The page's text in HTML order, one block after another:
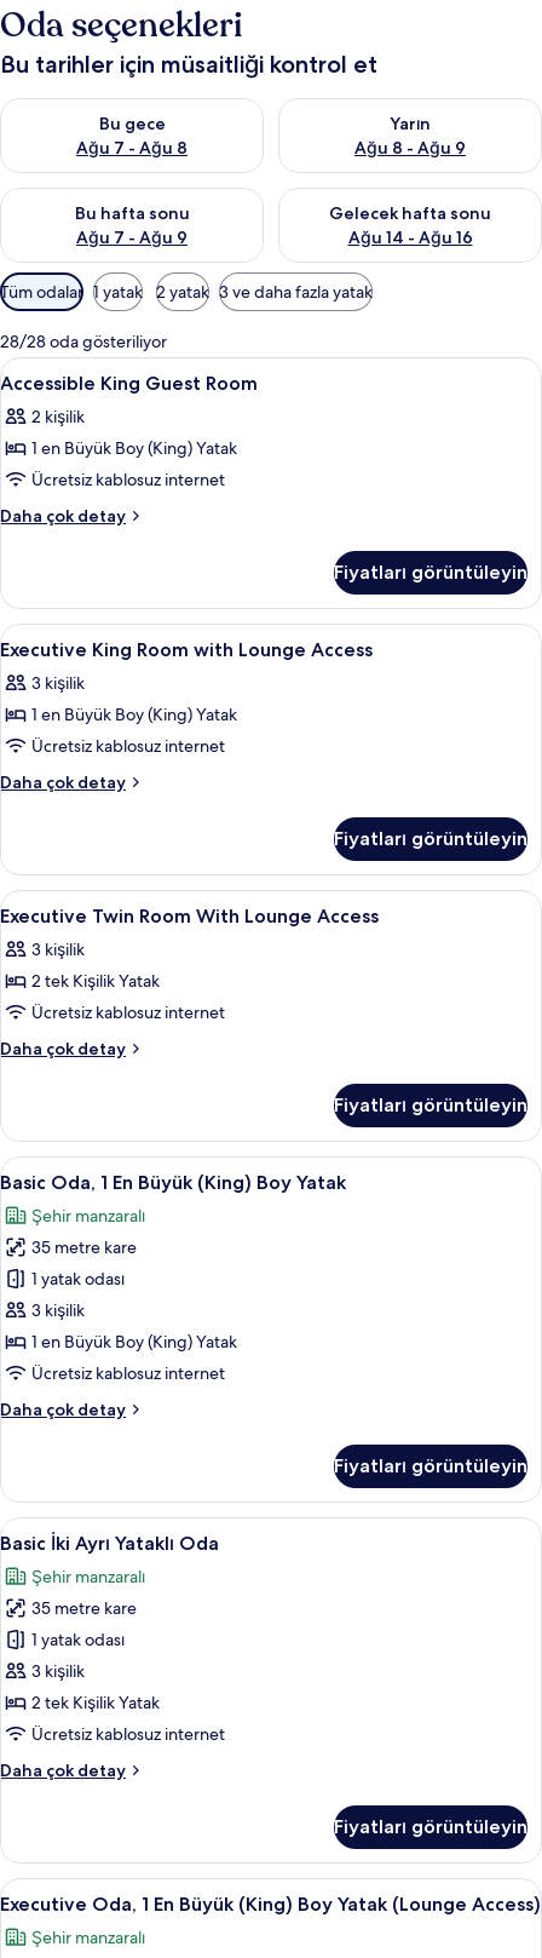
Oda seçenekleri
Bu tarihler için müsaitliği kontrol et
Bu gece
Ağu 7 - Ağu 8
Bu gece için müsaitliği kontrol et Ağu 7 - Ağu 8
Yarın
Ağu 8 - Ağu 9
Yarın için müsaitliği kontrol
Bu hafta sonu
Ağu 7 - Ağu 9
Bu hafta sonu için müsaitliği kontrol et Ağu 7 - Ağu 9
Gelecek hafta sonu
Ağu 14 - Ağu 16
Önümüzdeki hafta sonu için
Odalar
için
mevcut
filtreler
Tüm odalar 1 yatak 2 yatak 3 ve daha fazla yatak
28/28 oda gösteriliyor
Accessible
King
Guest
Room
için
tüm
Kaliteli yatak takımı, Tempur-Pedic
7
Accessible King Guest Room
2 kişilik
1 en Büyük Boy (King) Yatak
Ücretsiz kablosuz internet
Daha çok detay
Accessible
hakkında
daha
fazla
Fiyatları görüntüleyin
Executive
King
Room
with
Lounge
Access
fotoğrafları
görün
8
Executive King Room with Lounge Access
3 kişilik
1 en Büyük Boy (King) Yatak
Ücretsiz kablosuz internet
Daha çok detay
Executive
Lounge
Access
hakkında
fazla
detay
Fiyatları görüntüleyin
Executive
Twin
Room
With
Lounge
Access
fotoğrafları
görün
Kaliteli yatak takımı, Tempur-Pedic
5
Executive Twin Room With Lounge Access
3 kişilik
2 tek Kişilik Yatak
Ücretsiz kablosuz internet
Daha çok detay
Executive
Lounge
Access
hakkında
fazla
detay
Fiyatları görüntüleyin
Basic
Oda,
1
En
Büyük
(King)
Boy
Yatak
tüm
Kaliteli yatak takımı, Tempur-Pedic
7
Basic Oda, 1 En Büyük (King) Boy Yatak
Şehir manzaralı
35 metre kare
1 yatak odası
3 kişilik
1 en Büyük Boy (King) Yatak
Ücretsiz kablosuz internet
Daha çok detay
Basic
Büyük
(King)
Boy
hakkında
daha
fazla
detay
Fiyatları görüntüleyin
Basic
İki
Ayrı
Yataklı
Oda
için
tüm
fotoğrafları
9
Basic İki Ayrı Yataklı Oda
Şehir manzaralı
35 metre kare
1 yatak odası
3 kişilik
2 tek Kişilik Yatak
Ücretsiz kablosuz internet
Daha çok detay
Basic
Oda
hakkında
daha
detay
Fiyatları görüntüleyin
Executive
Oda,
1
Kaliteli yatak takımı, Tempur-Pedic
7
Executive Oda, 1 En Büyük (King) Boy Yatak (Lounge Access)
Şehir manzaralı